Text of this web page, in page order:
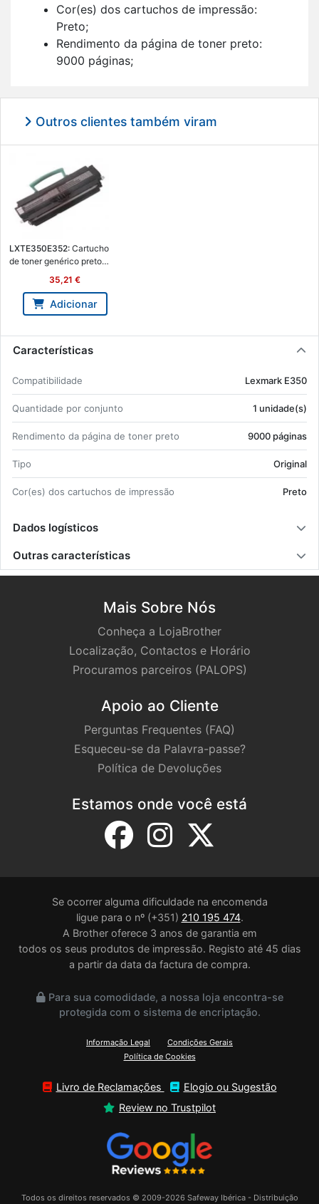
Cor(es) dos car­tu­chos de im­pressão:
Preto;
Ren­di­mento da pá­gina de toner preto:
9000 pá­ginas;
1 uni­dade(s).
Outros clientes também viram
LX­TE350E352: Car­tucho
de toner ge­né­rico preto
Lex­mark E350/E352 - subs­
titui o E352H11E - Lex­mark
LXT-E350/E352
35,21 €
Adicionar
Características
Com­pa­ti­bi­li­dade Lex­mark E350
Quan­ti­dade por con­junto 1 uni­dade(s)
Ren­di­mento da pá­gina de toner preto 9000 pá­ginas
Tipo Ori­ginal
Cor(es) dos car­tu­chos de im­pressão Preto
Dados logísticos
Outras características
Mais Sobre Nós
Conheça a LojaBrother
Localização, Contactos e Horário
Procuramos parceiros (PALOPS)
Apoio ao Cliente
Perguntas Frequentes (FAQ)
Esqueceu-se da Palavra-passe?
Política de Devoluções
Estamos onde você está
Se ocorrer alguma dificuldade na encomenda
ligue para o nº (+351) 210 195 474.
A Brother oferece 3 anos de garantia em
todos os seus produtos de impressão. Registo até 45 dias
a partir da data da factura de compra.
Para sua comodidade, a nossa loja encontra-se
protegida com o sistema de encriptação.
Informação Legal
Condições Gerais
Política de Cookies
Livro de Reclamações
Elogio ou Sugestão
Review no Trustpilot
Todos os direitos reservados © 2009-2026 Safeway Ibérica - Distribuição